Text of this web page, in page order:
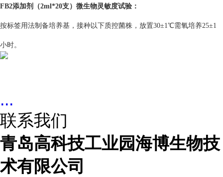
FB2添加剂（2ml*20支） 微生物灵敏度试验：
按标签用法制备培养基，接种以下质控菌株，放置30±1℃需氧培养25±1
小时。
...
联系我们
青岛高科技工业园海博生物技
术有限公司